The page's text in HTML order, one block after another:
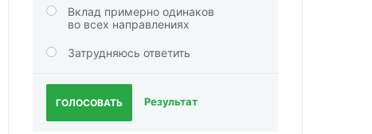
Вклад примерно одинаков
во всех направлениях
Затрудняюсь ответить
ГОЛОСОВАТЬ Результат